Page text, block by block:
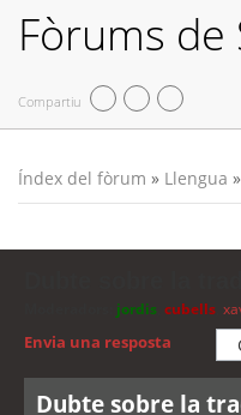
Fòrums de
Compartiu
Índex del fòrum » Llengua »
jordis cubells
Envia una resposta
Dubte sobre la